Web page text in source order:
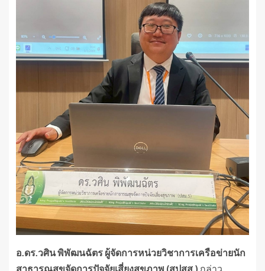
อ.ดร.วศิน พิพัฒนฉัตร ผู้จัดการหน่วยวิชาการเครือข่ายนัก
สาธารณสุขจัดการปัจจัยเสี่ยงสุขภาพ (สปสส.) กล่าว